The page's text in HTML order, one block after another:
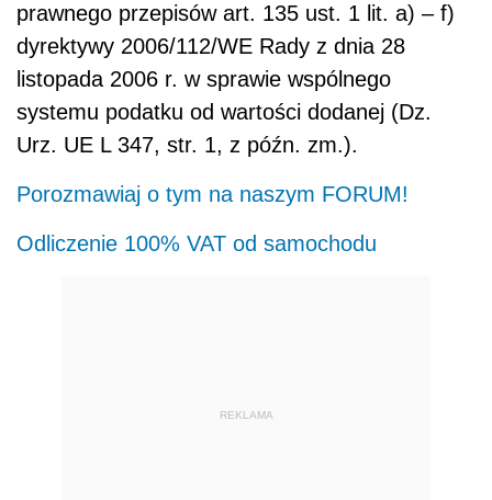
prawnego przepisów art. 135 ust. 1 lit. a) – f)
dyrektywy 2006/112/WE Rady z dnia 28
listopada 2006 r. w sprawie wspólnego
systemu podatku od wartości dodanej (Dz.
Urz. UE L 347, str. 1, z późn. zm.).
Porozmawiaj o tym na naszym FORUM!
Odliczenie 100% VAT od samochodu
REKLAMA